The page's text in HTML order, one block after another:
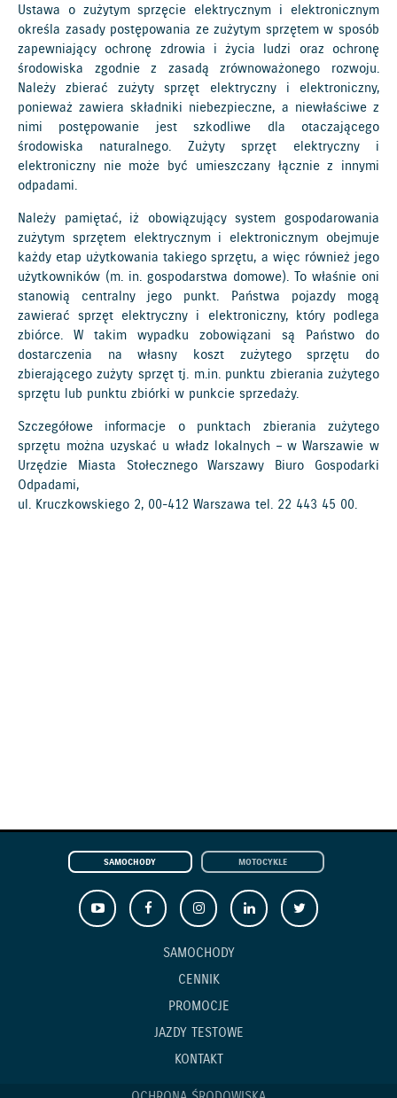
Ustawa o zużytym sprzęcie elektrycznym i elektronicznym
określa zasady postępowania ze zużytym sprzętem w sposób
zapewniający ochronę zdrowia i życia ludzi oraz ochronę
środowiska zgodnie z zasadą zrównoważonego rozwoju.
Należy zbierać zużyty sprzęt elektryczny i elektroniczny,
ponieważ zawiera składniki niebezpieczne, a niewłaściwe z
nimi postępowanie jest szkodliwe dla otaczającego
środowiska naturalnego. Zużyty sprzęt elektryczny i
elektroniczny nie może być umieszczany łącznie z innymi
odpadami.
Należy pamiętać, iż obowiązujący system gospodarowania
zużytym sprzętem elektrycznym i elektronicznym obejmuje
każdy etap użytkowania takiego sprzętu, a więc również jego
użytkowników (m. in. gospodarstwa domowe). To właśnie oni
stanowią centralny jego punkt. Państwa pojazdy mogą
zawierać sprzęt elektryczny i elektroniczny, który podlega
zbiórce. W takim wypadku zobowiązani są Państwo do
dostarczenia na własny koszt zużytego sprzętu do
zbierającego zużyty sprzęt tj. m.in. punktu zbierania zużytego
sprzętu lub punktu zbiórki w punkcie sprzedaży.
Szczegółowe informacje o punktach zbierania zużytego
sprzętu można uzyskać u władz lokalnych – w Warszawie w
Urzędzie Miasta Stołecznego Warszawy Biuro Gospodarki
Odpadami,
ul. Kruczkowskiego 2, 00-412 Warszawa tel. 22 443 45 00.
SAMOCHODY MOTOCYKLE
SAMOCHODY
CENNIK
PROMOCJE
JAZDY TESTOWE
KONTAKT